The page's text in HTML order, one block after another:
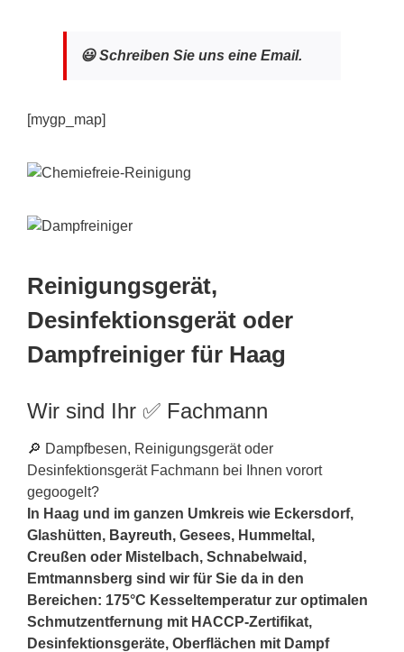
😃 Schreiben Sie uns eine Email.
[mygp_map]
Reinigungsgerät,
Desinfektionsgerät oder
Dampfreiniger für Haag
Wir sind Ihr ✅ Fachmann
🔎 Dampfbesen, Reinigungsgerät oder
Desinfektionsgerät Fachmann bei Ihnen vorort
gegoogelt?
In Haag und im ganzen Umkreis wie Eckersdorf,
Glashütten, Bayreuth, Gesees, Hummeltal,
Creußen oder Mistelbach, Schnabelwaid,
Emtmannsberg sind wir für Sie da in den
Bereichen: 175°C Kesseltemperatur zur optimalen
Schmutzentfernung mit HACCP-Zertifikat,
Desinfektionsgeräte, Oberflächen mit Dampf